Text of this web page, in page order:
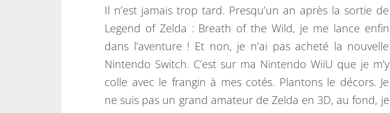
T
U
L
E
S
E
E
N
T
A
I
E
Il n’est jamais trop tard. Presqu’un an après la sortie de
Legend of Zelda : Breath of the Wild, je me lance enfin
dans l’aventure ! Et non, je n’ai pas acheté la nouvelle
Nintendo Switch. C’est sur ma Nintendo WiiU que je m’y
colle avec le frangin à mes cotés. Plantons le décors. Je
ne suis pas un grand amateur de Zelda en 3D, au fond, je